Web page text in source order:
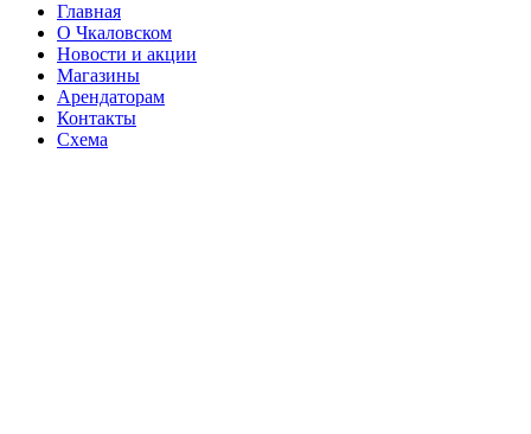
Главная
О Чкаловском
Новости и акции
Магазины
Арендаторам
Контакты
Схема